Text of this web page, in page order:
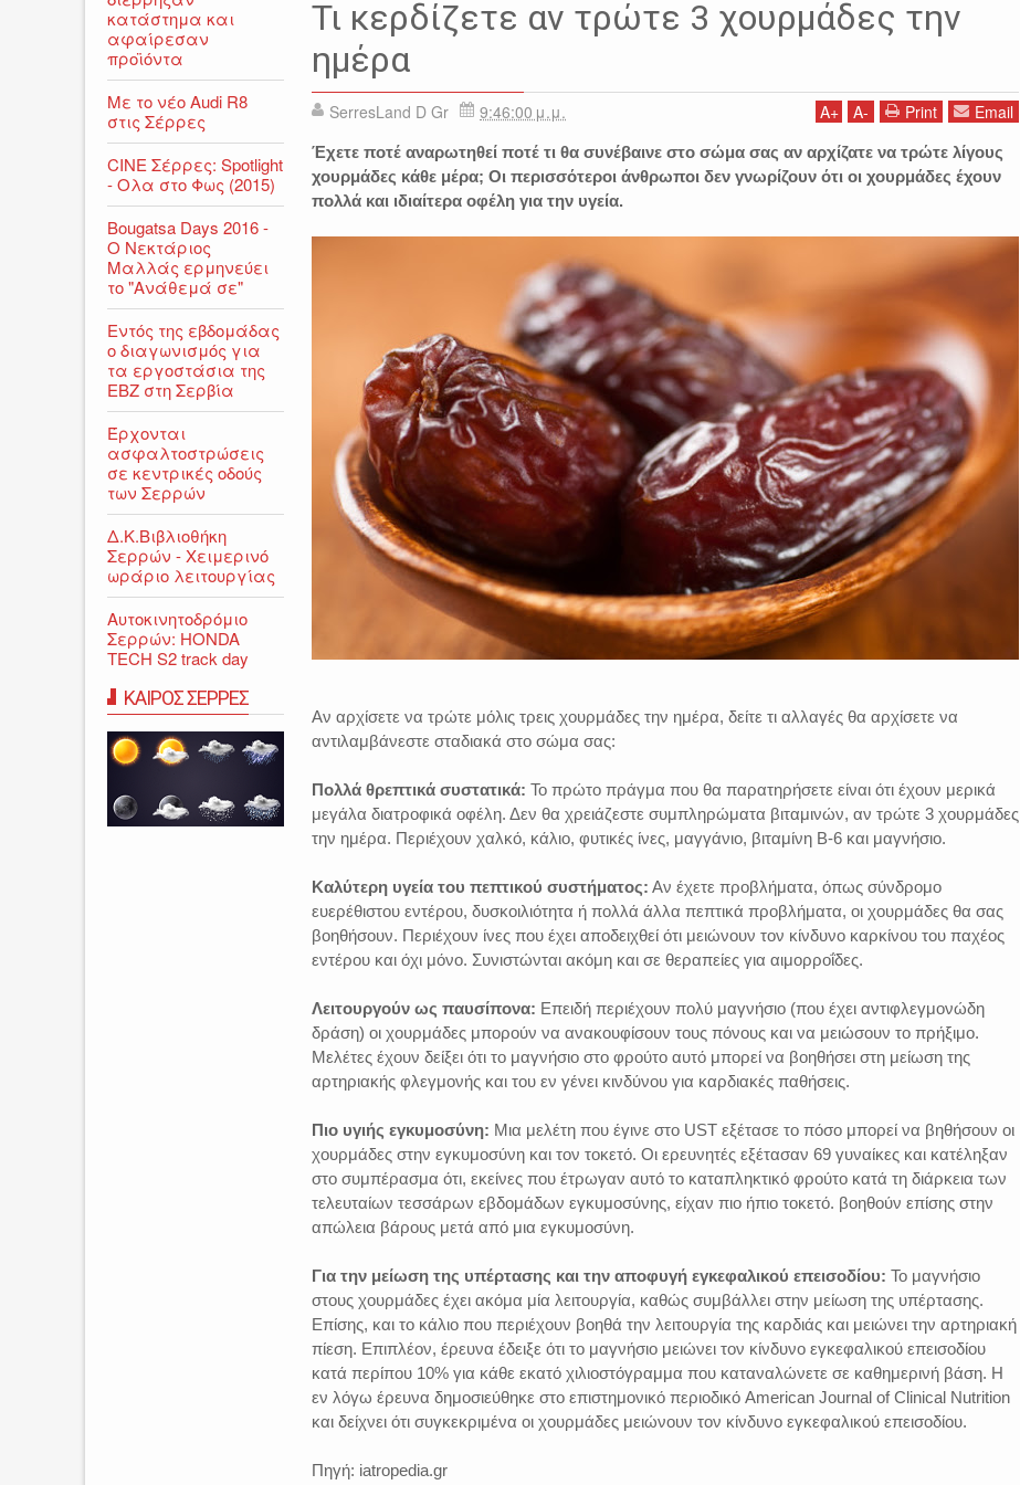
Τι κερδίζετε αν τρώτε 3 χουρμάδες την
ημέρα
SerresLand D Gr 9:46:00 μ.μ. A+ A- Print Email
Έχετε ποτέ αναρωτηθεί ποτέ τι θα συνέβαινε στο σώμα σας αν αρχίζατε να τρώτε λίγους
χουρμάδες κάθε μέρα; Οι περισσότεροι άνθρωποι δεν γνωρίζουν ότι οι χουρμάδες έχουν
πολλά και ιδιαίτερα οφέλη για την υγεία.
Αν αρχίσετε να τρώτε μόλις τρεις χουρμάδες την ημέρα, δείτε τι αλλαγές θα αρχίσετε να
αντιλαμβάνεστε σταδιακά στο σώμα σας:
Πολλά θρεπτικά συστατικά: Το πρώτο πράγμα που θα παρατηρήσετε είναι ότι έχουν μερικά
μεγάλα διατροφικά οφέλη. Δεν θα χρειάζεστε συμπληρώματα βιταμινών, αν τρώτε 3 χουρμάδες
την ημέρα. Περιέχουν χαλκό, κάλιο, φυτικές ίνες, μαγγάνιο, βιταμίνη Β-6 και μαγνήσιο.
Καλύτερη υγεία του πεπτικού συστήματος: Αν έχετε προβλήματα, όπως σύνδρομο
ευερέθιστου εντέρου, δυσκοιλιότητα ή πολλά άλλα πεπτικά προβλήματα, οι χουρμάδες θα σας
βοηθήσουν. Περιέχουν ίνες που έχει αποδειχθεί ότι μειώνουν τον κίνδυνο καρκίνου του παχέος
εντέρου και όχι μόνο. Συνιστώνται ακόμη και σε θεραπείες για αιμορροΐδες.
Λειτουργούν ως παυσίπονα: Επειδή περιέχουν πολύ μαγνήσιο (που έχει αντιφλεγμονώδη
δράση) οι χουρμάδες μπορούν να ανακουφίσουν τους πόνους και να μειώσουν το πρήξιμο.
Μελέτες έχουν δείξει ότι το μαγνήσιο στο φρούτο αυτό μπορεί να βοηθήσει στη μείωση της
αρτηριακής φλεγμονής και του εν γένει κινδύνου για καρδιακές παθήσεις.
Πιο υγιής εγκυμοσύνη: Μια μελέτη που έγινε στο UST εξέτασε το πόσο μπορεί να βηθήσουν οι
χουρμάδες στην εγκυμοσύνη και τον τοκετό. Οι ερευνητές εξέτασαν 69 γυναίκες και κατέληξαν
στο συμπέρασμα ότι, εκείνες που έτρωγαν αυτό το καταπληκτικό φρούτο κατά τη διάρκεια των
τελευταίων τεσσάρων εβδομάδων εγκυμοσύνης, είχαν πιο ήπιο τοκετό. βοηθούν επίσης στην
απώλεια βάρους μετά από μια εγκυμοσύνη.
Για την μείωση της υπέρτασης και την αποφυγή εγκεφαλικού επεισοδίου: Το μαγνήσιο
στους χουρμάδες έχει ακόμα μία λειτουργία, καθώς συμβάλλει στην μείωση της υπέρτασης.
Επίσης, και το κάλιο που περιέχουν βοηθά την λειτουργία της καρδιάς και μειώνει την αρτηριακή
πίεση. Επιπλέον, έρευνα έδειξε ότι το μαγνήσιο μειώνει τον κίνδυνο εγκεφαλικού επεισοδίου
κατά περίπου 10% για κάθε εκατό χιλιοστόγραμμα που καταναλώνετε σε καθημερινή βάση. Η
εν λόγω έρευνα δημοσιεύθηκε στο επιστημονικό περιοδικό American Journal of Clinical Nutrition
και δείχνει ότι συγκεκριμένα οι χουρμάδες μειώνουν τον κίνδυνο εγκεφαλικού επεισοδίου.
Πηγή: iatropedia.gr
κατάστημα και
αφαίρεσαν
προϊόντα
Με το νέο Audi R8
στις Σέρρες
CINE Σέρρες: Spotlight
- Ολα στο Φως (2015)
Bougatsa Days 2016 -
Ο Νεκτάριος
Μαλλάς ερμηνεύει
το "Ανάθεμά σε"
Εντός της εβδομάδας
ο διαγωνισμός για
τα εργοστάσια της
ΕΒΖ στη Σερβία
Έρχονται
ασφαλτοστρώσεις
σε κεντρικές οδούς
των Σερρών
Δ.Κ.Βιβλιοθήκη
Σερρών - Χειμερινό
ωράριο λειτουργίας
Αυτοκινητοδρόμιο
Σερρών: HONDA
TECH S2 track day
ΚΑΙΡΟΣ ΣΕΡΡΕΣ